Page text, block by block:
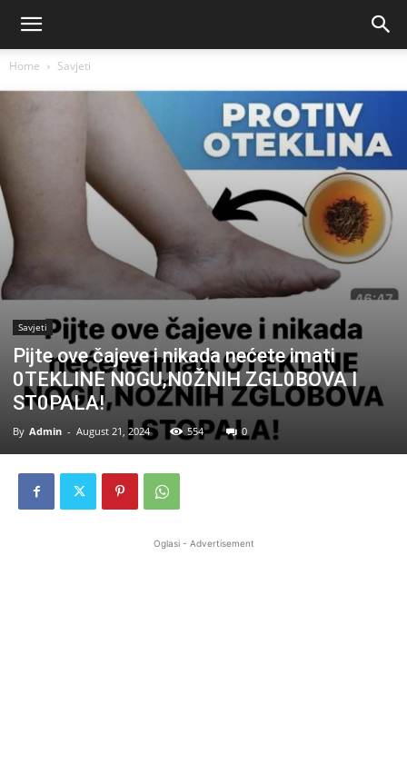
Home Savjeti
Savjeti
Pijte ove čajeve i nikada nećete imati
0TEKLINE N0GU,N0ŽNIH ZGL0BOVA I
ST0PALA!
By Admin - August 21, 2024 554 0
Oglasi - Advertisement